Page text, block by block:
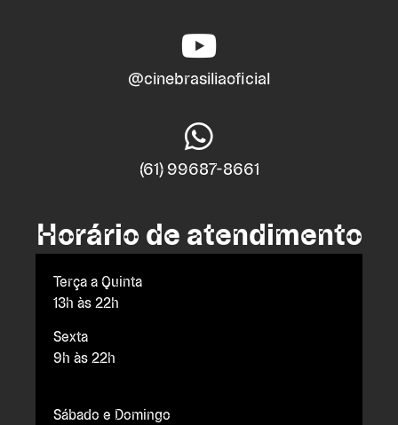
@cinebrasiliaoficial
(61) 99687-8661
Horário de atendimento
Terça a Quinta
13h às 22h
Sexta
9h às 22h
Sábado e Domingo